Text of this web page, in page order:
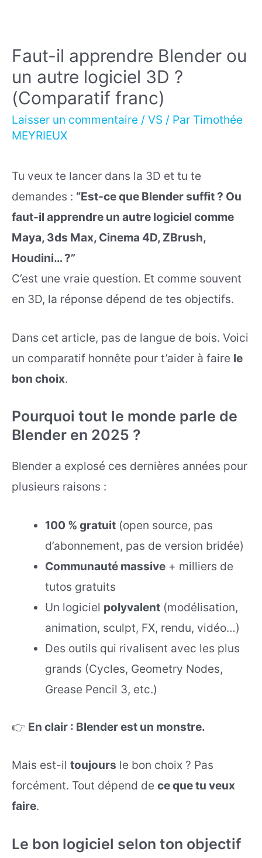
Faut-il apprendre Blender ou
un autre logiciel 3D ?
(Comparatif franc)
Laisser un commentaire / VS / Par Timothée
MEYRIEUX
Tu veux te lancer dans la 3D et tu te
demandes : “Est-ce que Blender suffit ? Ou
faut-il apprendre un autre logiciel comme
Maya, 3ds Max, Cinema 4D, ZBrush,
Houdini… ?”
C’est une vraie question. Et comme souvent
en 3D, la réponse dépend de tes objectifs.
Dans cet article, pas de langue de bois. Voici
un comparatif honnête pour t’aider à faire le
bon choix.
Pourquoi tout le monde parle de
Blender en 2025 ?
Blender a explosé ces dernières années pour
plusieurs raisons :
100 % gratuit (open source, pas
d’abonnement, pas de version bridée)
Communauté massive + milliers de
tutos gratuits
Un logiciel polyvalent (modélisation,
animation, sculpt, FX, rendu, vidéo…)
Des outils qui rivalisent avec les plus
grands (Cycles, Geometry Nodes,
Grease Pencil 3, etc.)
👉 En clair : Blender est un monstre.
Mais est-il toujours le bon choix ? Pas
forcément. Tout dépend de ce que tu veux
faire.
Le bon logiciel selon ton objectif